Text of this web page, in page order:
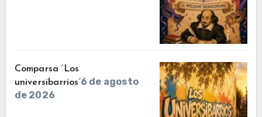
Comparsa ‘Los
universibarrios’6 de agosto
de 2026